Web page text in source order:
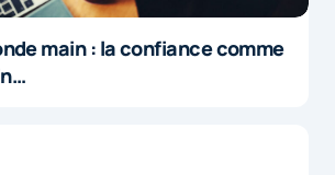
main : la confiance comme